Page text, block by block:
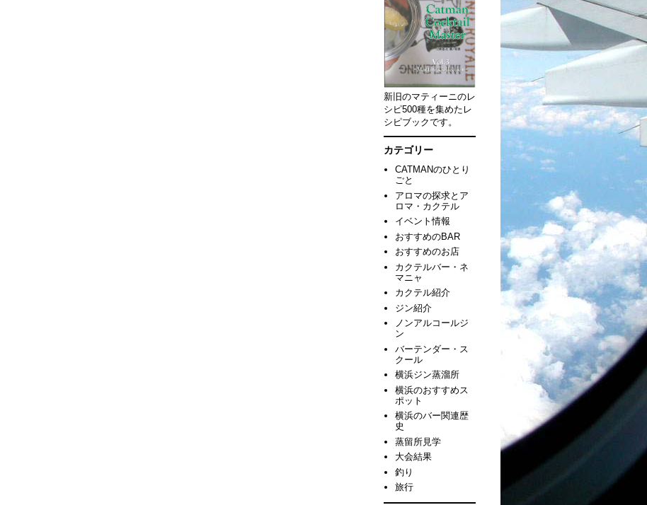
新旧のマティーニのレ
シピ500種を集めたレ
シピブックです。
カテゴリー
CATMANのひとり
ごと
アロマの探求とア
ロマ・カクテル
イベント情報
おすすめのBAR
おすすめのお店
カクテルバー・ネ
マニャ
カクテル紹介
ジン紹介
ノンアルコールジ
ン
バーテンダー・ス
クール
横浜ジン蒸溜所
横浜のおすすめス
ポット
横浜のバー関連歴
史
蒸留所見学
大会結果
釣り
旅行